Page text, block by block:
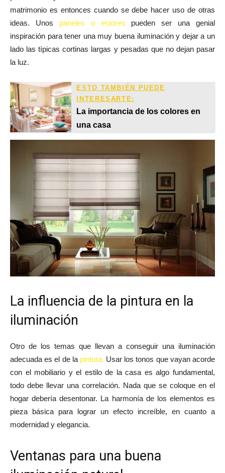
matrimonio es entonces cuando se debe hacer uso de otras
ideas. Unos paneles o estores pueden ser una genial
inspiración para tener una muy buena iluminación y dejar a un
lado las típicas cortinas largas y pesadas que no dejan pasar
la luz.
ESTO TAMBIÉN PUEDE
INTERESARTE:
La importancia de los colores en
una casa
La influencia de la pintura en la
iluminación
Otro de los temas que llevan a conseguir una iluminación
adecuada es el de la pintura. Usar los tonos que vayan acorde
con el mobiliario y el estilo de la casa es algo fundamental,
todo debe llevar una correlación. Nada que se coloque en el
hogar debería desentonar. La harmonía de los elementos es
pieza básica para lograr un efecto increíble, en cuanto a
modernidad y elegancia.
Ventanas para una buena